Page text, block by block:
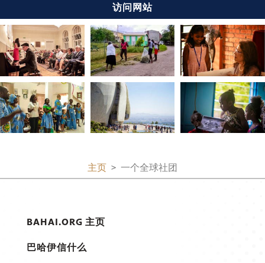
访问网站
主页 一个全球社团
BAHAI.ORG 主页
巴哈伊信什么